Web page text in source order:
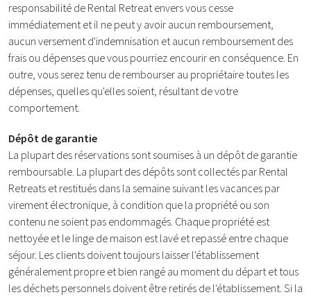
responsabilité de Rental Retreat envers vous cesse
immédiatement et il ne peut y avoir aucun remboursement,
aucun versement d'indemnisation et aucun remboursement des
frais ou dépenses que vous pourriez encourir en conséquence. En
outre, vous serez tenu de rembourser au propriétaire toutes les
dépenses, quelles qu'elles soient, résultant de votre
comportement.
Dépôt de garantie
La plupart des réservations sont soumises à un dépôt de garantie
remboursable. La plupart des dépôts sont collectés par Rental
Retreats et restitués dans la semaine suivant les vacances par
virement électronique, à condition que la propriété ou son
contenu ne soient pas endommagés. Chaque propriété est
nettoyée et le linge de maison est lavé et repassé entre chaque
séjour. Les clients doivent toujours laisser l'établissement
généralement propre et bien rangé au moment du départ et tous
les déchets personnels doivent être retirés de l'établissement. Si la